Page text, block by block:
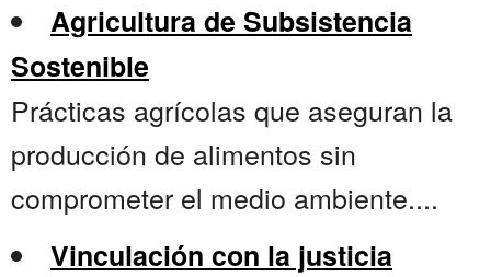
Agricultura de Subsistencia
Sostenible
Prácticas agrícolas que aseguran la
producción de alimentos sin
comprometer el medio ambiente....
Vinculación con la justicia